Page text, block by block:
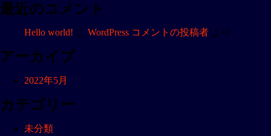
ン
最近のコメント
Hello world! に WordPress コメントの投稿者 より
アーカイブ
2022年5月
カテゴリー
未分類